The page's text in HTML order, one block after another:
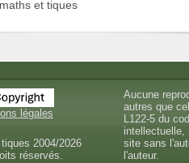
et tiques
légales
2004/2026
réservés.
Aucune
autres que
L122-5 du
intellectuelle,
site sans
l'auteur.